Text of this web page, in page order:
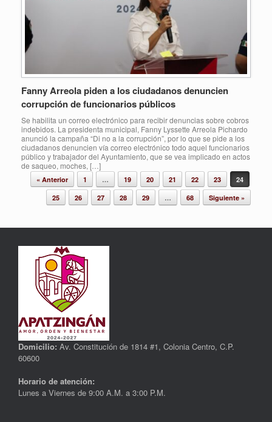
Fanny Arreola piden a los ciudadanos denuncien
corrupción de funcionarios públicos
Se habilita un correo electrónico para recibir denuncias sobre cobros
indebidos. La presidenta municipal, Fanny Lyssette Arreola Pichardo
anunció la campaña “Di no a la corrupción”, por lo que se pide a los
ciudadanos denuncien vía correo electrónico todo aquel funcionarios
público y trabajador del Ayuntamiento, que se vea implicado en actos
de saqueo, moches, […]
Post navigation
« Anterior 1 … 19 20 21 22 23
24
25
26 27 28 29 … 68 Siguiente »
Domicilio: Av. Constitución de 1814 #1, Colonia Centro, C.P.
60600
Horario de atención:
Lunes a Viernes de 9:00 A.M. a 3:00 P.M.